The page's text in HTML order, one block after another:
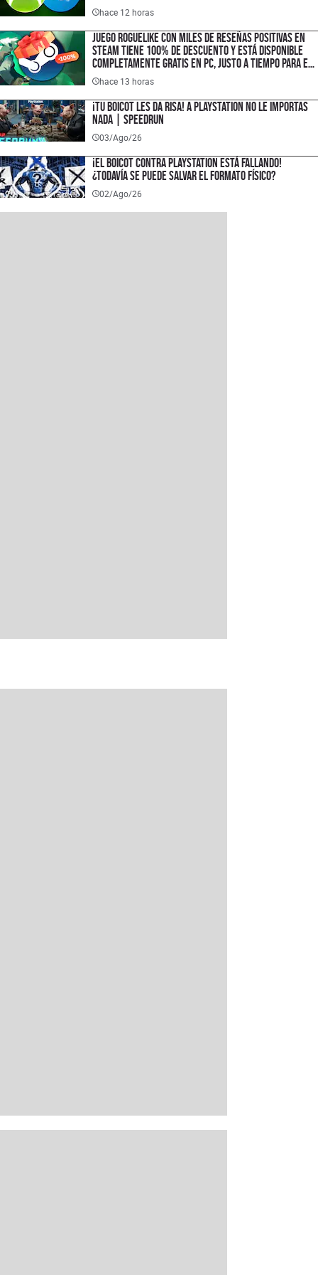
hace 12 horas
Juego roguelike con miles de reseñas positivas en
Steam tiene 100% de descuento y está disponible
completamente gratis en PC, justo a tiempo para el
lanzamiento de su secuela
hace 13 horas
¡TU BOICOT LES DA RISA! A PlayStation no le importas
nada | SPEEDRUN
03/Ago/26
¡El boicot contra PlayStation está fallando!
¿Todavía se puede salvar el formato físico?
02/Ago/26